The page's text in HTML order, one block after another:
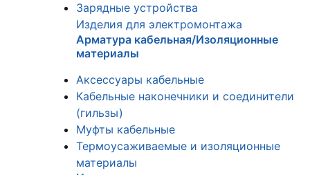
Зарядные устройства
Изделия для электромонтажа
Арматура кабельная/Изоляционные
материалы
Аксессуары кабельные
Кабельные наконечники и соединители
(гильзы)
Муфты кабельные
Термоусаживаемые и изоляционные
материалы